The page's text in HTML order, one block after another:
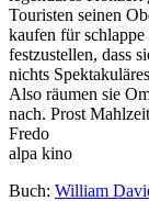
Touristen seinen
kaufen für
festzustellen, dass
nichts
Also räumen sie
nach. Prost
Fredo
alpa kino
Buch: William